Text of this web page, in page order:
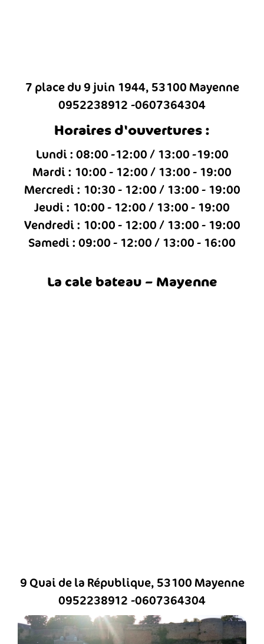
7 place du 9 juin 1944, 53100 Mayenne
0952238912 0607364304
Horaires d'ouvertures :
Lundi : 08:00 -12:00 / 13:00 -19:00
Mardi : 10:00 - 12:00 / 13:00 - 19:00
Mercredi : 10:30 - 12:00 / 13:00 - 19:00
Jeudi : 10:00 - 12:00 / 13:00 - 19:00
Vendredi : 10:00 - 12:00 / 13:00 - 19:00
Samedi : 09:00 - 12:00 / 13:00 - 16:00
La cale bateau – Mayenne
9 Quai de la République, 53100 Mayenne
0952238912 0607364304